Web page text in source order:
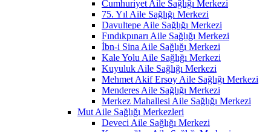
Cumhuriyet Aile Sağlığı Merkezi
75. Yıl Aile Sağlığı Merkezi
Davultepe Aile Sağlığı Merkezi
Fındıkpınarı Aile Sağlığı Merkezi
İbn-i Sina Aile Sağlığı Merkezi
Kale Yolu Aile Sağlığı Merkezi
Kuyuluk Aile Sağlığı Merkezi
Mehmet Akif Ersoy Aile Sağlığı Merkezi
Menderes Aile Sağlığı Merkezi
Merkez Mahallesi Aile Sağlığı Merkezi
Mut Aile Sağlığı Merkezleri
Deveci Aile Sağlığı Merkezi